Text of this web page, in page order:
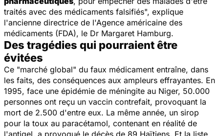
traités avec des médicaments falsifiés", explique
l'ancienne directrice de l'Agence américaine des
médicaments (FDA), le Dr Margaret Hamburg.
Des tragédies qui pourraient être
évitées
Ce "marché global" du faux médicament entraîne, dans
les faits, des conséquences aux ampleurs effrayantes. En
1995, face une épidémie de méningite au Niger, 50.000
personnes ont reçu un vaccin contrefait, provoquant la
mort de 2.500 d'entre eux. La même année, un sirop
pour la toux au paracétamol, contenant en réalité de
l'antigel, a provoqué le décès de 89 Haïtiens. Et la liste